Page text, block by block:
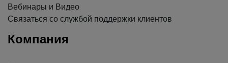
Вебинары и Видео
Связаться со службой поддержки клиентов
Компания